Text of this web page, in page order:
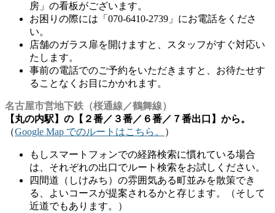
房」の看板がございます。
お困りの際には「070-6410-2739」にお電話をくださ
い。
店舗のガラス扉を開けますと、スタッフがすぐ対応い
たします。
事前の電話でのご予約をいただきますと、お待たせす
ることなくお目にかかれます。
名古屋市営地下鉄（桜通線／鶴舞線）
【丸の内駅】の【２番／３番／６番／７番出口】から。
（Google Map でのルートはこちら。 ）
もしスマートフォンでの経路検索に慣れている場合
は、それぞれの出口でルート検索をお試しください。
四間道（しけみち）の雰囲気ある町並みを散策でき
る、よいコースが提案されるかと存じます。（そして
近道でもあります。）